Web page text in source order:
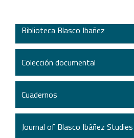
Biblioteca Blasco Ibañez
Colección documental
Cuadernos
Journal of Blasco Ibáñez Studies